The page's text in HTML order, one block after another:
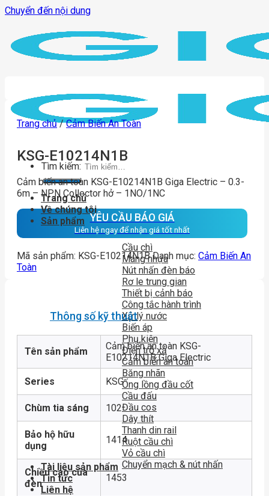
Chuyển đến nội dung
Tìm kiếm:
Trang chủ
Về chúng tôi
Sản phẩm
Cầu chì
Máng nhựa
Nút nhấn đèn báo
Rơ le trung gian
Thiết bị cảnh báo
Công tắc hành trình
Xử lý nước
Biến áp
Phụ kiện
Điện trở xả
Cảm biến an toàn
Băng nhãn
Ống lồng đầu cốt
Cầu đấu
Đầu cos
Dây thít
Thanh din rail
Ruột cầu chì
Vỏ cầu chì
Chuyển mạch & nút nhấn
Tài liệu sản phẩm
Tin tức
Liên hệ
Trang chủ / Cảm Biến An Toàn
KSG-E10214N1B
Cảm biến an toàn KSG-E10214N1B Giga Electric – 0.3-
6m – NPN Collector hở – 1NO/1NC
YÊU CẦU BÁO GIÁ
Liên hệ ngay để nhận giá tốt nhất
Mã sản phẩm: KSG-E10214N1B Danh mục: Cảm Biến An
Toàn
Thông số kỹ thuật
Tên sản phẩm
Cảm biến an toàn KSG-
E10214N1B Giga Electric
Series KSG
Chùm tia sáng 102
Bảo hộ hữu
dụng
1414
Chiều cao của
đèn
1453